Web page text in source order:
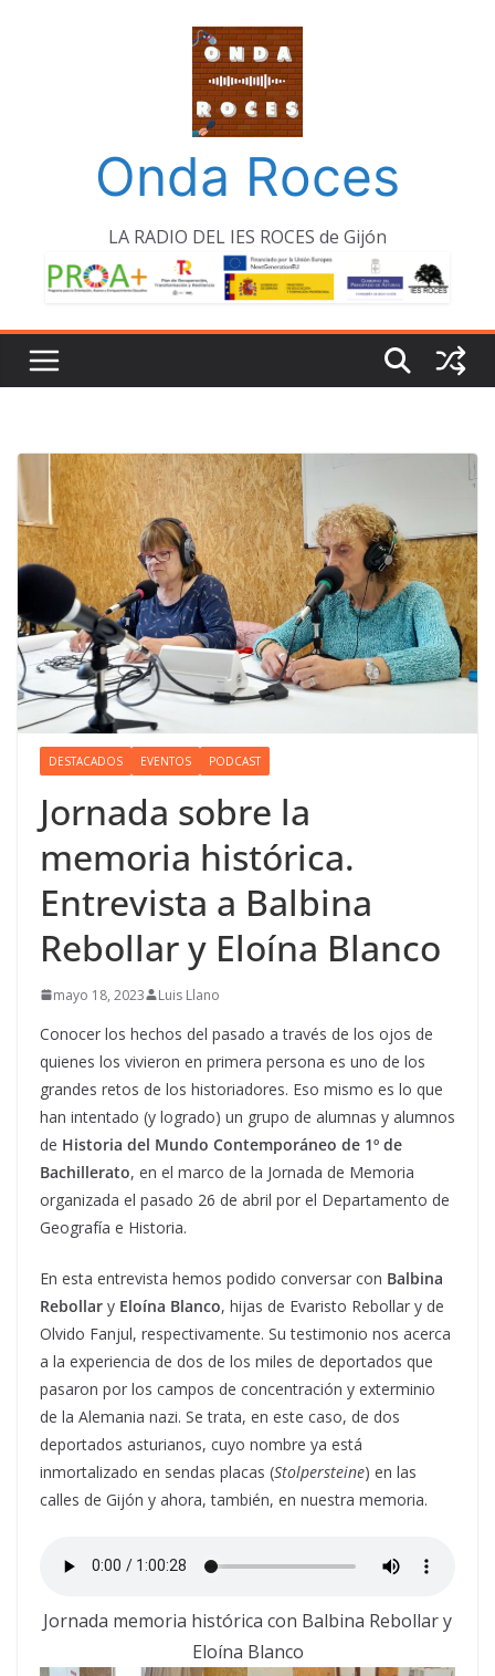
Onda Roces
LA RADIO DEL IES ROCES de Gijón
DESTACADOS EVENTOS PODCAST
Jornada sobre la
memoria histórica.
Entrevista a Balbina
Rebollar y Eloína Blanco
mayo 18, 2023 Luis Llano
Conocer los hechos del pasado a través de los ojos de
quienes los vivieron en primera persona es uno de los
grandes retos de los historiadores. Eso mismo es lo que
han intentado (y logrado) un grupo de alumnas y alumnos
de Historia del Mundo Contemporáneo de 1º de
Bachillerato, en el marco de la Jornada de Memoria
organizada el pasado 26 de abril por el Departamento de
Geografía e Historia.
En esta entrevista hemos podido conversar con Balbina
Rebollar y Eloína Blanco, hijas de Evaristo Rebollar y de
Olvido Fanjul, respectivamente. Su testimonio nos acerca
a la experiencia de dos de los miles de deportados que
pasaron por los campos de concentración y exterminio
de la Alemania nazi. Se trata, en este caso, de dos
deportados asturianos, cuyo nombre ya está
inmortalizado en sendas placas (Stolpersteine) en las
calles de Gijón y ahora, también, en nuestra memoria.
Jornada memoria histórica con Balbina Rebollar y
Eloína Blanco